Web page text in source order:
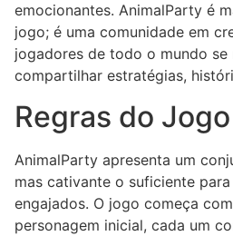
emocionantes. AnimalParty é
jogo; é uma comunidade em
jogadores de todo o mundo se
compartilhar estratégias,
Regras do Jogo
AnimalParty apresenta um
mas cativante o suficiente
engajados. O jogo começa
personagem inicial, cada um